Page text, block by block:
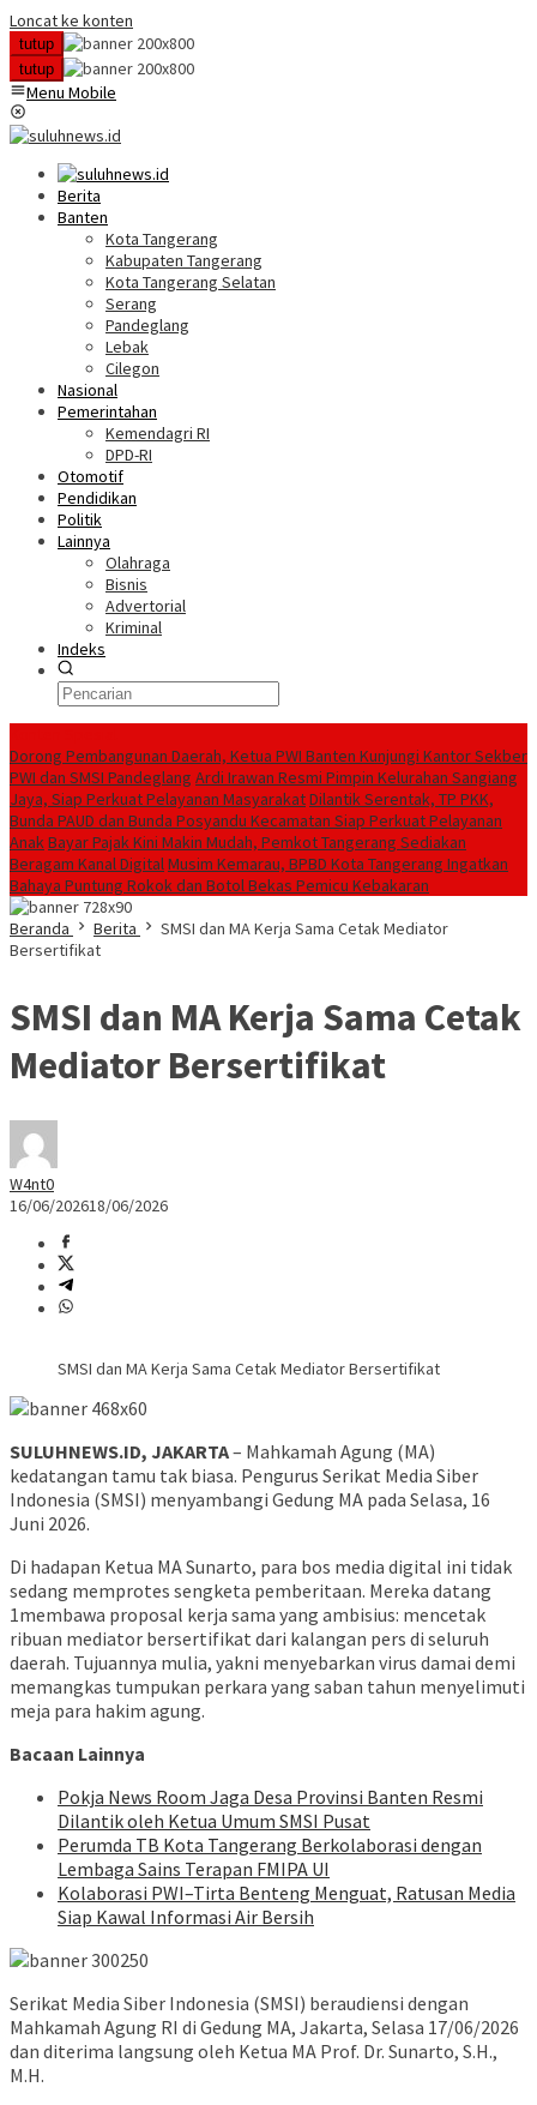
Loncat ke konten
tutup
tutup
Menu Mobile
Berita
Banten
Kota Tangerang
Kabupaten Tangerang
Kota Tangerang Selatan
Serang
Pandeglang
Lebak
Cilegon
Nasional
Pemerintahan
Kemendagri RI
DPD-RI
Otomotif
Pendidikan
Politik
Lainnya
Olahraga
Bisnis
Advertorial
Kriminal
Indeks
Dorong Pembangunan Daerah, Ketua PWI Banten Kunjungi Kantor Sekber
PWI dan SMSI Pandeglang Ardi Irawan Resmi Pimpin Kelurahan Sangiang
Jaya, Siap Perkuat Pelayanan MasyarakatDilantik Serentak, TP PKK,
Bunda PAUD dan Bunda Posyandu Kecamatan Siap Perkuat Pelayanan
AnakBayar Pajak Kini Makin Mudah, Pemkot Tangerang Sediakan
Beragam Kanal DigitalMusim Kemarau, BPBD Kota Tangerang Ingatkan
Bahaya Puntung Rokok dan Botol Bekas Pemicu Kebakaran
Beranda
Berita
SMSI dan MA Kerja Sama Cetak Mediator
Bersertifikat
SMSI dan MA Kerja Sama Cetak
Mediator Bersertifikat
W4nt0
16/06/202618/06/2026
SMSI dan MA Kerja Sama Cetak Mediator Bersertifikat
SULUHNEWS.ID, JAKARTA– Mahkamah Agung (MA)
kedatangan tamu tak biasa. Pengurus Serikat Media Siber
Indonesia (SMSI) menyambangi Gedung MA pada Selasa, 16
Juni 2026.
Di hadapan Ketua MA Sunarto, para bos media digital ini tidak
sedang memprotes sengketa pemberitaan. Mereka datang
1membawa proposal kerja sama yang ambisius: mencetak
ribuan mediator bersertifikat dari kalangan pers di seluruh
daerah. Tujuannya mulia, yakni menyebarkan virus damai demi
memangkas tumpukan perkara yang saban tahun menyelimuti
meja para hakim agung.
Bacaan Lainnya
Pokja News Room Jaga Desa Provinsi Banten Resmi
Dilantik oleh Ketua Umum SMSI Pusat
Perumda TB Kota Tangerang Berkolaborasi dengan
Lembaga Sains Terapan FMIPA UI
Kolaborasi PWI–Tirta Benteng Menguat, Ratusan Media
Siap Kawal Informasi Air Bersih
Serikat Media Siber Indonesia (SMSI) beraudiensi dengan
Mahkamah Agung RI di Gedung MA, Jakarta, Selasa 17/06/2026
dan diterima langsung oleh Ketua MA Prof. Dr. Sunarto, S.H.,
M.H.